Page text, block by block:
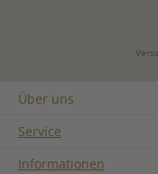
Über uns
Service
Informationen